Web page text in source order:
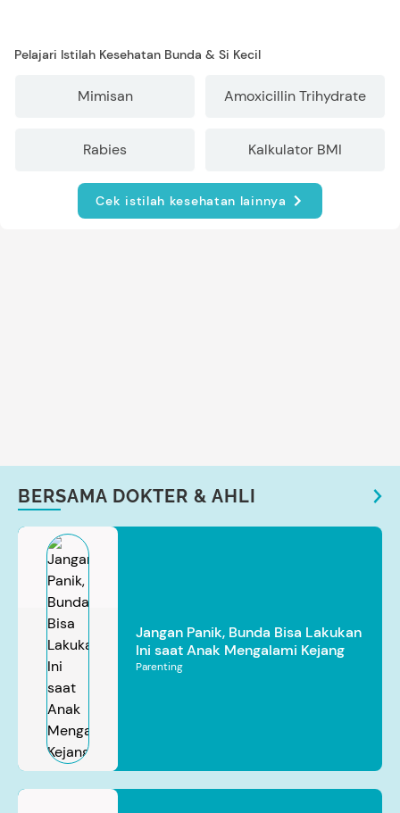
Pelajari Istilah Kesehatan Bunda & Si Kecil
Mimisan Amoxicillin Trihydrate
Rabies Kalkulator BMI
Cek istilah kesehatan lainnya
BERSAMA DOKTER & AHLI
Jangan Panik, Bunda Bisa Lakukan
Ini saat Anak Mengalami Kejang
Parenting